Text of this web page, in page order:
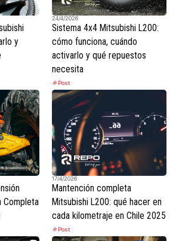
y
24/4/2026
Sistema 4x4 Mitsubishi L200:
cómo funciona, cuándo
activarlo y qué repuestos
necesita
Post
Completa
17/4/2026
Mantención completa
Mitsubishi L200: qué hacer en
cada kilometraje en Chile 2025
Post